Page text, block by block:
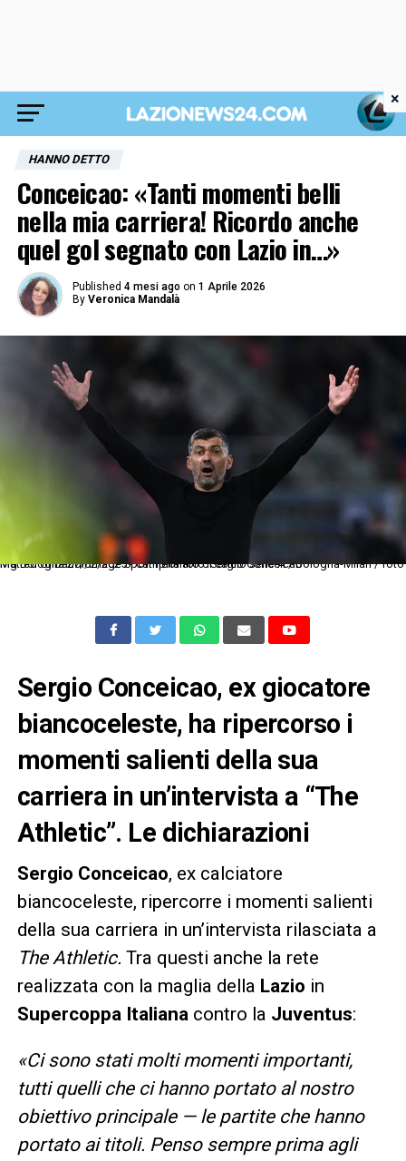
HANNO DETTO
Conceicao: «Tanti momenti belli
nella mia carriera! Ricordo anche
quel gol segnato con Lazio in…»
Published 4 mesi ago on 1 Aprile 2026
By Veronica Mandalà
Mg Bologna 27/02/2025 - campionato di calcio serie A / Bologna-Milan / foto Matteo Gribaudi/Image Sport nella foto: Sergio Conceicao
Sergio Conceicao, ex giocatore
biancoceleste, ha ripercorso i
momenti salienti della sua
carriera in un’intervista a “The
Athletic”. Le dichiarazioni
Sergio Conceicao, ex calciatore
biancoceleste, ripercorre i momenti salienti
della sua carriera in un’intervista rilasciata a
The Athletic. Tra questi anche la rete
realizzata con la maglia della Lazio in
Supercoppa Italiana contro la Juventus:
«Ci sono stati molti momenti importanti,
tutti quelli che ci hanno portato al nostro
obiettivo principale — le partite che hanno
portato ai titoli. Penso sempre prima agli
×